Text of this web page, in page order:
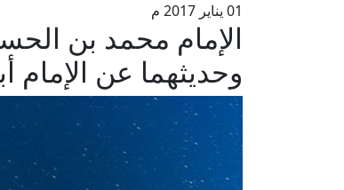
01 يناير 2017 م
الإمام محمد بن
وحديثهما عن الإمام